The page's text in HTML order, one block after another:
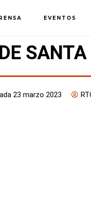
EVENTOS
SANTA
23 marzo 2023